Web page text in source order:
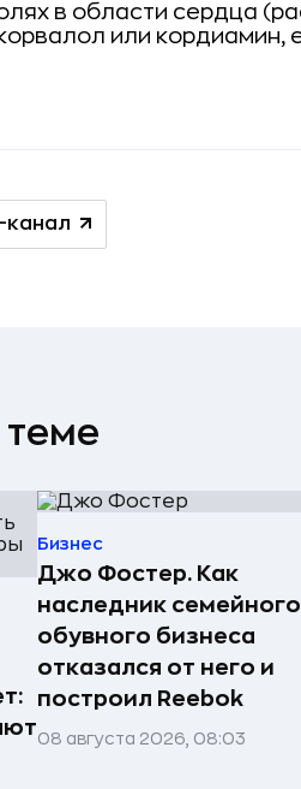
в области сердца
или кордиамин,
канал
Бизнес
Джо Фостер. Как
наследник семейного
обувного бизнеса
отказался от него и
построил Reebok
08 августа 2026, 08:03